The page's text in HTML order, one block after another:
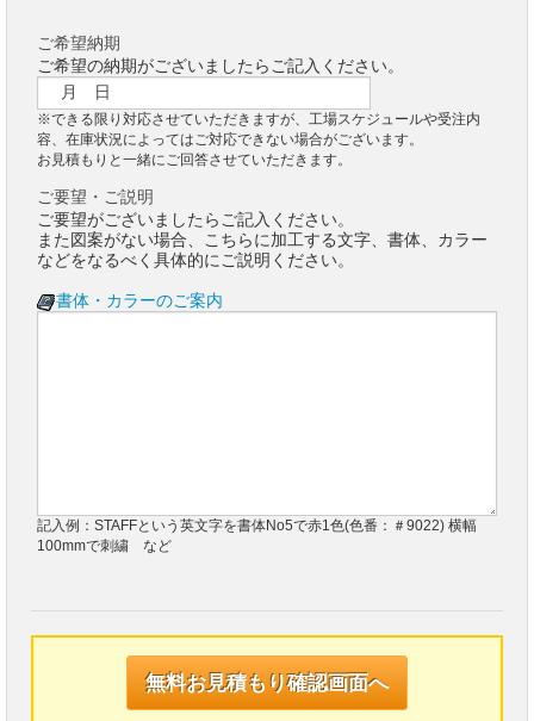
ご希望納期
ご希望の納期がございましたらご記入ください。
※できる限り対応させていただきますが、工場スケジュールや受注内
容、在庫状況によってはご対応できない場合がございます。
お見積もりと一緒にご回答させていただきます。
ご要望・ご説明
ご要望がございましたらご記入ください。
また図案がない場合、こちらに加工する文字、書体、カラー
などをなるべく具体的にご説明ください。
書体・カラーのご案内
記入例：STAFFという英文字を書体No5で赤1色(色番：＃9022) 横幅
100mmで刺繍 など